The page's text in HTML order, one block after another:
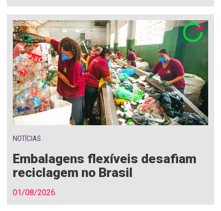
NOTÍCIAS
Embalagens flexíveis desafiam
reciclagem no Brasil
01/08/2026